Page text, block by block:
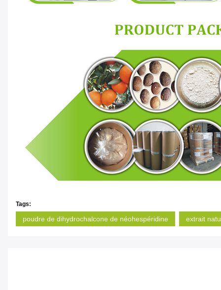
Tags:
poudre de dihydrochalcone de néohespéridine extrait